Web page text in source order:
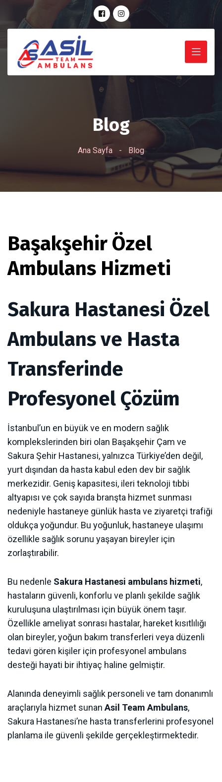
Blog
Ana Sayfa - Blog
Başakşehir Özel
Ambulans Hizmeti
Sakura Hastanesi Özel
Ambulans ve Hasta
Transferinde
Profesyonel Çözüm
İstanbul’un en büyük ve en modern sağlık
komplekslerinden biri olan Başakşehir Çam ve
Sakura Şehir Hastanesi, yalnızca Türkiye’den değil,
yurt dışından da hasta kabul eden dev bir sağlık
merkezidir. Geniş kapasitesi, ileri teknoloji tıbbi
altyapısı ve çok sayıda branşta hizmet sunması
nedeniyle hastaneye günlük hasta ve ziyaretçi trafiği
oldukça yoğundur. Bu yoğunluk, hastaneye ulaşımı
özellikle sağlık sorunu yaşayan bireyler için
zorlaştırabilir.
Bu nedenle Sakura Hastanesi ambulans hizmeti,
hastaların güvenli, konforlu ve planlı şekilde sağlık
kuruluşuna ulaştırılması için büyük önem taşır.
Özellikle ameliyat sonrası hastalar, hareket kısıtlılığı
olan bireyler, yoğun bakım transferleri veya düzenli
tedavi gören kişiler için profesyonel ambulans
desteği hayati bir ihtiyaç haline gelmiştir.
Alanında deneyimli sağlık personeli ve tam donanımlı
araçlarıyla hizmet sunan Asil Team Ambulans,
Sakura Hastanesi’ne hasta transferlerini profesyonel
planlama ile güvenli şekilde gerçekleştirmektedir.